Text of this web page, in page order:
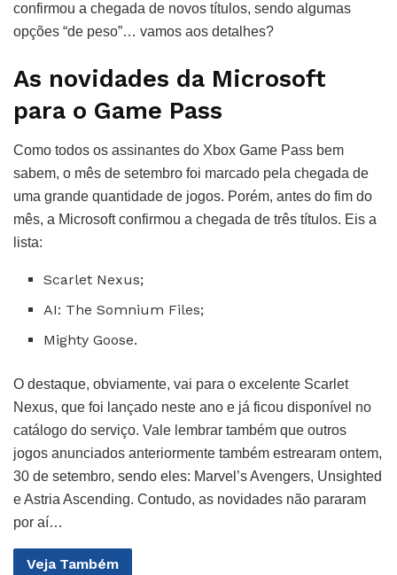
confirmou a chegada de novos títulos, sendo algumas
opções “de peso”… vamos aos detalhes?
As novidades da Microsoft
para o Game Pass
Como todos os assinantes do Xbox Game Pass bem
sabem, o mês de setembro foi marcado pela chegada de
uma grande quantidade de jogos. Porém, antes do fim do
mês, a Microsoft confirmou a chegada de três títulos. Eis a
lista:
Scarlet Nexus;
AI: The Somnium Files;
Mighty Goose.
O destaque, obviamente, vai para o excelente Scarlet
Nexus, que foi lançado neste ano e já ficou disponível no
catálogo do serviço. Vale lembrar também que outros
jogos anunciados anteriormente também estrearam ontem,
30 de setembro, sendo eles: Marvel’s Avengers, Unsighted
e Astria Ascending. Contudo, as novidades não pararam
por aí…
Veja Também